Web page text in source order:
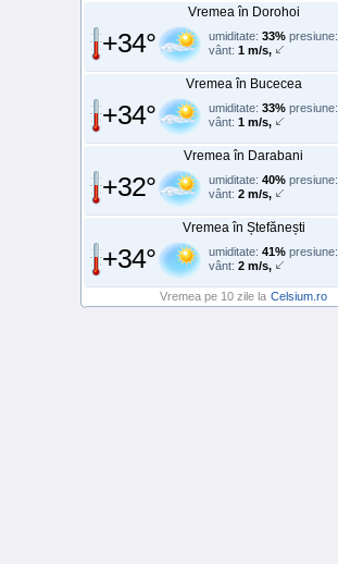
Vremea în Dorohoi
+34° umiditate: 33% presiune:
vânt: 1 m/s,
Vremea în Bucecea
+34° umiditate: 33% presiune:
vânt: 1 m/s,
Vremea în Darabani
+32° umiditate: 40% presiune:
vânt: 2 m/s,
Vremea în Ștefănești
+34° umiditate: 41% presiune:
vânt: 2 m/s,
Vremea pe 10 zile la Celsium.ro